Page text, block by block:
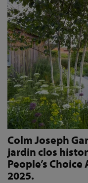
Colm Joseph
jardin clos
People’s
2025.